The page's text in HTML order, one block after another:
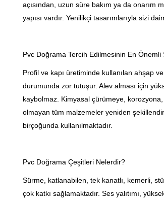
açısından, uzun süre bakım ya da onarım
yapısı vardır. Yenilikçi tasarımlarıyla sizi
Pvc Doğrama Tercih Edilmesinin En Önemli
Profil ve kapı üretiminde kullanılan ahşap
durumunda zor tutuşur. Alev alması için
kaybolmaz. Kimyasal çürümeye,
olmayan tüm malzemeler yeniden
birçoğunda kullanılmaktadır.
Pvc Doğrama Çeşitleri Nelerdir?
Sürme, katlanabilen, tek kanatlı, kemerli,
çok katkı sağlamaktadır. Ses yalıtımı,